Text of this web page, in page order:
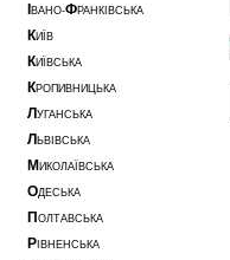
ВАНО-ФРАНКІВСЬКА
КИЇВ
КИЇВСЬКА
КРОПИВНИЦЬКА
Л УГАНСЬКА
Л ЬВІВСЬКА
М ИКОЛАЇВСЬКА
ОДЕСЬКА
П ОЛТАВСЬКА
Р ІВНЕНСЬКА